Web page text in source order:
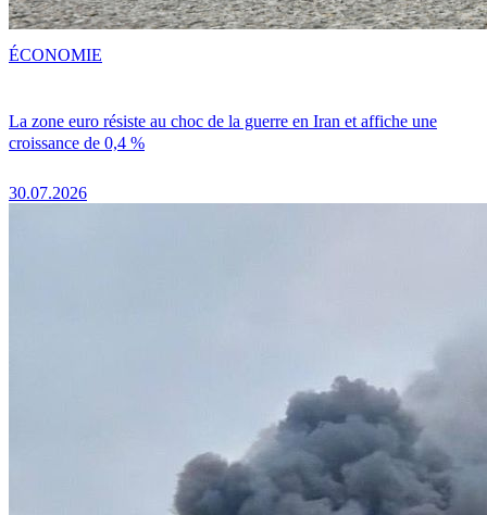
La zone euro résiste au choc de la guerre en Iran et affiche une
croissance de 0,4 %
30.07.2026
ÉCONOMIE